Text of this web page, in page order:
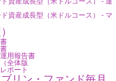
資産成長型（米ドルコース） - マ
用報告書
全体版
ポート